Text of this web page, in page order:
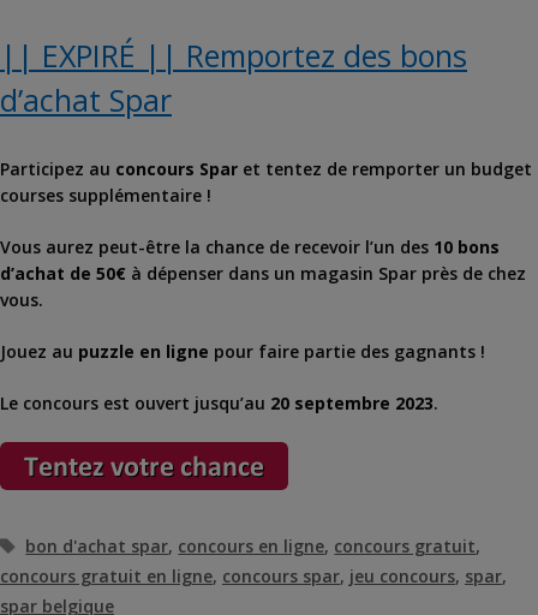
|| EXPIRÉ || Remportez des bons
d’achat Spar
Participez au concours Spar et tentez de remporter un budget
courses supplémentaire !
Vous aurez peut-être la chance de recevoir l’un des 10 bons
d’achat de 50€ à dépenser dans un magasin Spar près de chez
vous.
Jouez au puzzle en ligne pour faire partie des gagnants !
Le concours est ouvert jusqu’au 20 septembre 2023.
Étiquettes
bon d'achat spar, concours en ligne, concours gratuit,
concours gratuit en ligne, concours spar, jeu concours, spar,
spar belgique